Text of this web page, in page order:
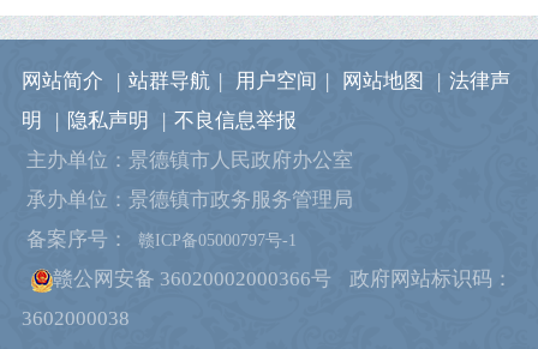
网站简介 | 站群导航 | 用户空间 | 网站地图 | 法律声
明
| 隐私声明 | 不良信息举报
主办单位：景德镇市人民政府办公室
承办单位：景德镇市政务服务管理局
备案序号：
赣ICP备05000797号-1
赣公网安备 36020002000366号
政府网站标识码：
3602000038